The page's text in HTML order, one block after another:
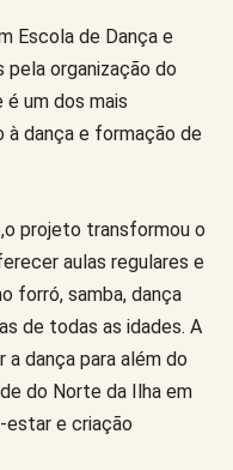
Escola de Dança e
pela organização do
é um dos mais
dança e formação de
projeto transformou o
aulas regulares e
forró, samba, dança
de todas as idades. A
dança para além do
do Norte da Ilha em
estar e criação